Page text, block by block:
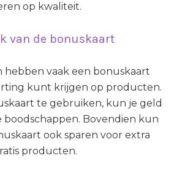
op kwaliteit.
van de bonuskaart
vaak een bonuskaart
kunt krijgen op producten.
te gebruiken, kun je geld
boodschappen. Bovendien kun
ook sparen voor extra
producten.